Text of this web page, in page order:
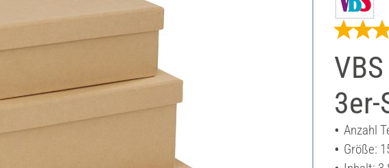
3er-
Anzahl
Größe: